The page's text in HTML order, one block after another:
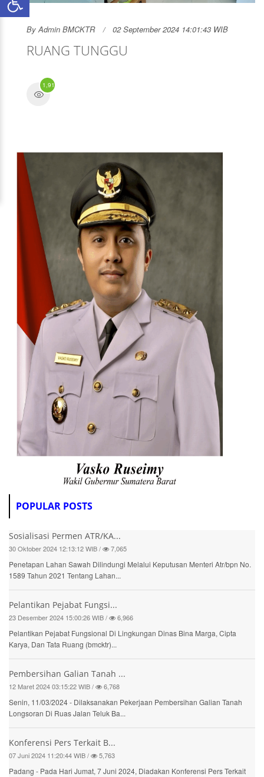
ByAdmin BMCKTR 02 September 2024 14:01:43 WIB
RUANG TUNGGU
1,918
POPULAR POSTS
Sosialisasi Permen ATR/KA...
30 Oktober 2024 12:13:12 WIB / 7,065
Penetapan Lahan Sawah Dilindungi Melalui Keputusan Menteri Atr/bpn No.
1589 Tahun 2021 Tentang Lahan...
Pelantikan Pejabat Fungsi...
23 Desember 2024 15:00:26 WIB / 6,966
Pelantikan Pejabat Fungsional Di Lingkungan Dinas Bina Marga, Cipta
Karya, Dan Tata Ruang (bmcktr)...
Pembersihan Galian Tanah ...
12 Maret 2024 03:15:22 WIB / 6,768
Senin, 11/03/2024 - Dilaksanakan Pekerjaan Pembersihan Galian Tanah
Longsoran Di Ruas Jalan Teluk Ba...
Konferensi Pers Terkait B...
07 Juni 2024 11:20:44 WIB / 5,763
Padang - Pada Hari Jumat, 7 Juni 2024, Diadakan Konferensi Pers Terkait